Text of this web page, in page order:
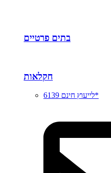
בתים פרטיים
חקלאות
לייעוץ חינם 6139*